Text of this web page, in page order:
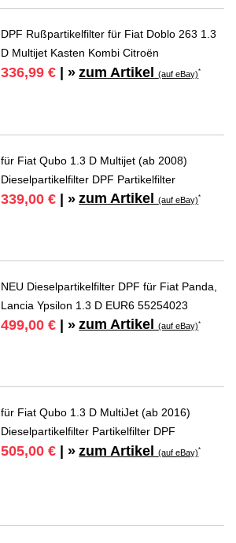
DPF Rußpartikelfilter für Fiat Doblo 263 1.3
D Multijet Kasten Kombi Citroën
336,99 € | » zum Artikel(auf eBay)*
für Fiat Qubo 1.3 D Multijet (ab 2008)
Dieselpartikelfilter DPF Partikelfilter
339,00 € | » zum Artikel(auf eBay)*
NEU Dieselpartikelfilter DPF für Fiat Panda,
Lancia Ypsilon 1.3 D EUR6 55254023
499,00 € | » zum Artikel(auf eBay)*
für Fiat Qubo 1.3 D MultiJet (ab 2016)
Dieselpartikelfilter Partikelfilter DPF
505,00 € | » zum Artikel(auf eBay)*